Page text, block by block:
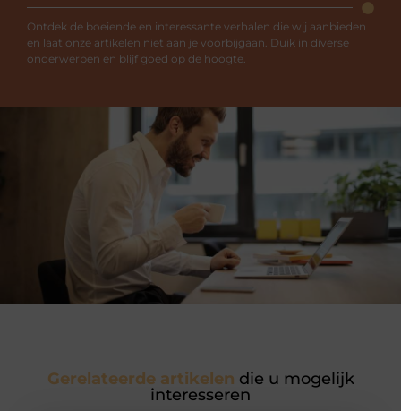
Ontdek de boeiende en interessante verhalen die wij aanbieden
en laat onze artikelen niet aan je voorbijgaan. Duik in diverse
onderwerpen en blijf goed op de hoogte.
Gerelateerde artikelen die u mogelijk
interesseren